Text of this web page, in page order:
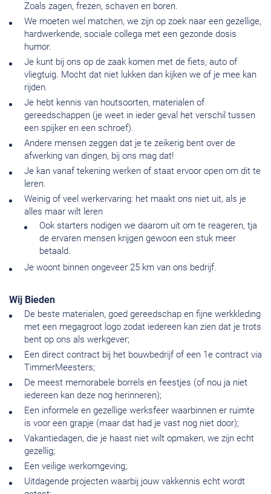
Zoals zagen, frezen, schaven en boren.
We moeten wel matchen, we zijn op zoek naar een gezellige,
hardwerkende, sociale collega met een gezonde dosis
humor.
Je kunt bij ons op de zaak komen met de fiets, auto of
vliegtuig. Mocht dat niet lukken dan kijken we of je mee kan
rijden.
Je hebt kennis van houtsoorten, materialen of
gereedschappen (je weet in ieder geval het verschil tussen
een spijker en een schroef).
Andere mensen zeggen dat je te zeikerig bent over de
afwerking van dingen, bij ons mag dat!
Je kan vanaf tekening werken of staat ervoor open om dit te
leren.
Weinig of veel werkervaring: het maakt ons niet uit, als je
alles maar wilt leren
Ook starters nodigen we daarom uit om te reageren, tja
de ervaren mensen krijgen gewoon een stuk meer
betaald.
Je woont binnen ongeveer 25 km van ons bedrijf.
Wij Bieden
De beste materialen, goed gereedschap en fijne werkkleding
met een megagroot logo zodat iedereen kan zien dat je trots
bent op ons als werkgever;
Een direct contract bij het bouwbedrijf of een 1e contract via
TimmerMeesters;
De meest memorabele borrels en feestjes (of nou ja niet
iedereen kan deze nog herinneren);
Een informele en gezellige werksfeer waarbinnen er ruimte
is voor een grapje (maar dat had je vast nog niet door);
Vakantiedagen, die je haast niet wilt opmaken, we zijn echt
gezellig;
Een veilige werkomgeving;
Uitdagende projecten waarbij jouw vakkennis echt wordt